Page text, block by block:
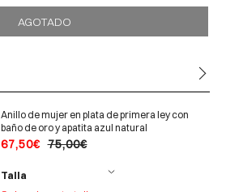
Anillo de mujer en plata de primera ley con
baño de oro y apatita azul natural
67,50€ 75,00€
Talla